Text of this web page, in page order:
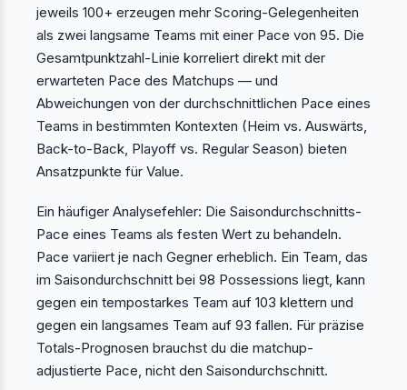
jeweils 100+ erzeugen mehr Scoring-Gelegenheiten
als zwei langsame Teams mit einer Pace von 95. Die
Gesamtpunktzahl-Linie korreliert direkt mit der
erwarteten Pace des Matchups — und
Abweichungen von der durchschnittlichen Pace eines
Teams in bestimmten Kontexten (Heim vs. Auswärts,
Back-to-Back, Playoff vs. Regular Season) bieten
Ansatzpunkte für Value.
Ein häufiger Analysefehler: Die Saisondurchschnitts-
Pace eines Teams als festen Wert zu behandeln.
Pace variiert je nach Gegner erheblich. Ein Team, das
im Saisondurchschnitt bei 98 Possessions liegt, kann
gegen ein tempostarkes Team auf 103 klettern und
gegen ein langsames Team auf 93 fallen. Für präzise
Totals-Prognosen brauchst du die matchup-
adjustierte Pace, nicht den Saisondurchschnitt.